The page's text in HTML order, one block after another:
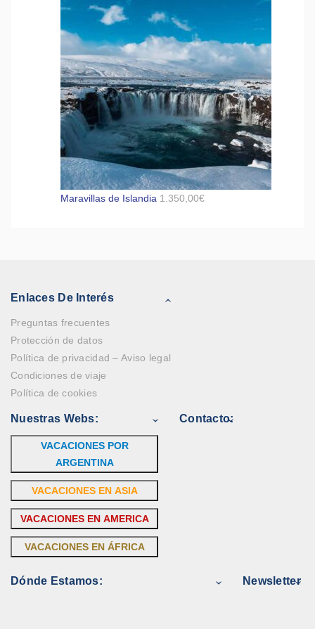
Maravillas de Islandia 1.350,00€
Enlaces De Interés
Preguntas frecuentes
Protección de datos
Política de privacidad – Aviso legal
Condiciones de viaje
Política de cookies
Nuestras Webs:
VACACIONES POR
ARGENTINA
VACACIONES EN ASIA
VACACIONES EN AMERICA
VACACIONES EN ÁFRICA
Contacto:
Dónde Estamos: Newsletter